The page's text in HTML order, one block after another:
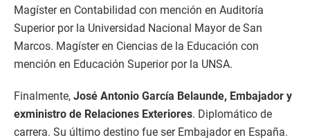
Magíster en Contabilidad con mención en Auditoría
Superior por la Universidad Nacional Mayor de San
Marcos. Magíster en Ciencias de la Educación con
mención en Educación Superior por la UNSA.
Finalmente, José Antonio García Belaunde, Embajador y
exministro de Relaciones Exteriores. Diplomático de
carrera. Su último destino fue ser Embajador en España.